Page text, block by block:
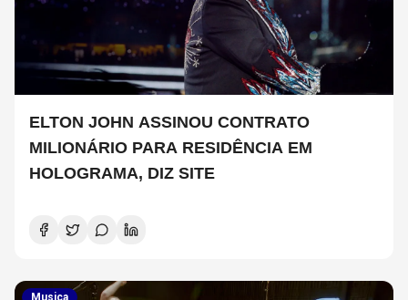
ELTON JOHN ASSINOU CONTRATO
MILIONÁRIO PARA RESIDÊNCIA EM
HOLOGRAMA, DIZ SITE
Musica